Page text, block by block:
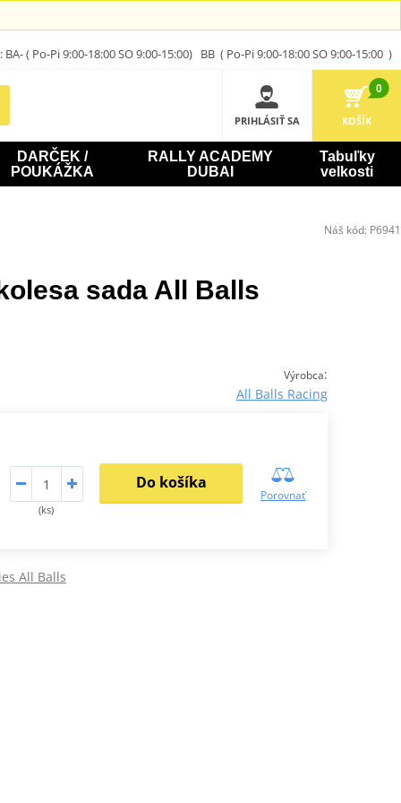
( Po-Pi 9:00-18:00 SO 9:00-15:00) BB ( Po-Pi 9:00-18:00 SO 9:00-15:00 )
PRIHLÁSIŤ SA
0
KOŠÍK
DARČEK /
POUKÁŽKA
RALLY ACADEMY
DUBAI
Tabuľky
velkosti
sada All Balls
Výrobca:
All Balls Racing
(ks)
Do košíka
Porovnať
All Balls
Náš kód: P6941